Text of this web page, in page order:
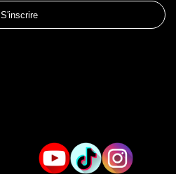
S'inscrire